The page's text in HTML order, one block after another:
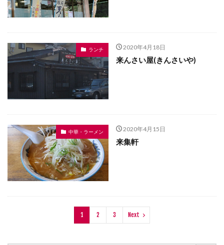
ランチ 2020年4月18日
来んさい屋(きんさいや)
中華・ラーメン 2020年4月15日
来集軒
1 2 3 Next